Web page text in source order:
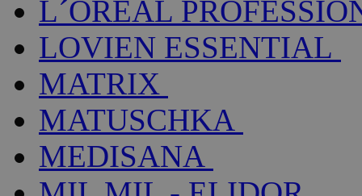
L´ORÉAL
LOVIEN ESSENTIAL
MATRIX
MATUSCHKA
MEDISANA